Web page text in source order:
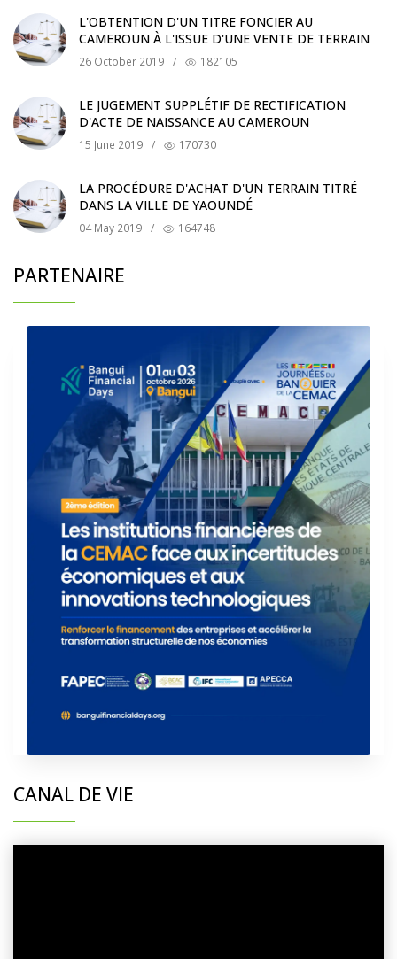
L'OBTENTION D'UN TITRE FONCIER AU
CAMEROUN À L'ISSUE D'UNE VENTE DE TERRAIN
26 October 2019 / 182105
LE JUGEMENT SUPPLÉTIF DE RECTIFICATION
D'ACTE DE NAISSANCE AU CAMEROUN
15 June 2019 / 170730
LA PROCÉDURE D'ACHAT D'UN TERRAIN TITRÉ
DANS LA VILLE DE YAOUNDÉ
04 May 2019 / 164748
PARTENAIRE
CANAL DE VIE